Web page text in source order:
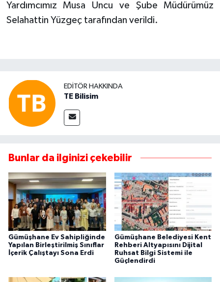
Yardımcımız Musa Uncu ve Şube Müdürümüz
Selahattin Yüzgeç tarafından verildi.
EDITÖR HAKKINDA
TE Bilisim
Bunlar da ilginizi çekebilir
Gümüşhane Ev Sahipliğinde
Yapılan Birleştirilmiş Sınıflar
İçerik Çalıştayı Sona Erdi
Gümüşhane Belediyesi Kent
Rehberi Altyapısını Dijital
Ruhsat Bilgi Sistemi ile
Güçlendirdi